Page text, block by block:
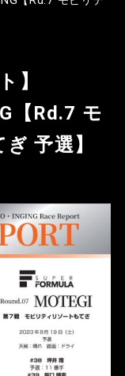
】
【Rd.7 モ
予選】